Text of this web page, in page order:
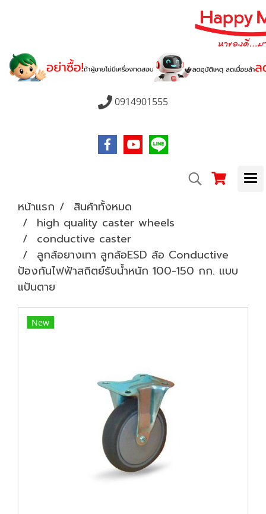
0914901555
หน้าแรก
สินค้าทั้งหมด
high quality caster wheels
conductive caster
ลูกล้อยางเทา ลูกล้อESD ล้อ Conductive
ป้องกันไฟฟ้าสถิตย์รับน้ำหนัก 100-150 กก. แบบ
แป้นตาย
New